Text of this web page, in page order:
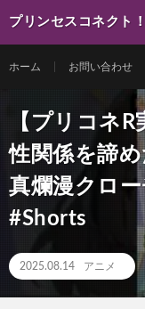
プリンセスコネクト
ホーム お問い合わせ
【プリコネ
性関係を諦
真爛漫クロ
#Shorts
2025.08.14 アニメ